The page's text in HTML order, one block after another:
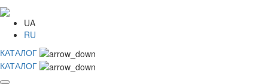
UA
RU
КАТАЛОГ
КАТАЛОГ